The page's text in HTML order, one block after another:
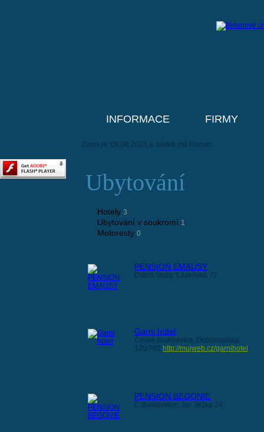
INFORMACE FIRMY
Dnes je: 09.08.2026 a svátek má Roman
Ubytování
Hotely 3
Ubytování v soukromí 1
Motoresty 0
PENSION EMAUSY
Dobrá Voda, Lázeňská 77
Garni hotel
České Budějovice, Dobrovodská
120/762 http://mujweb.cz/garnihotel
PENSION BEGONIE
Č.Budějovice, Jar. Ježka 24